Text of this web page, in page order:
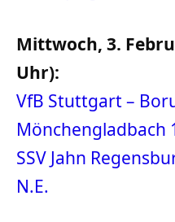
Mittwoch, 3.
Uhr):
VfB Stuttgart –
Mönchengladbach
SSV Jahn
N.E.